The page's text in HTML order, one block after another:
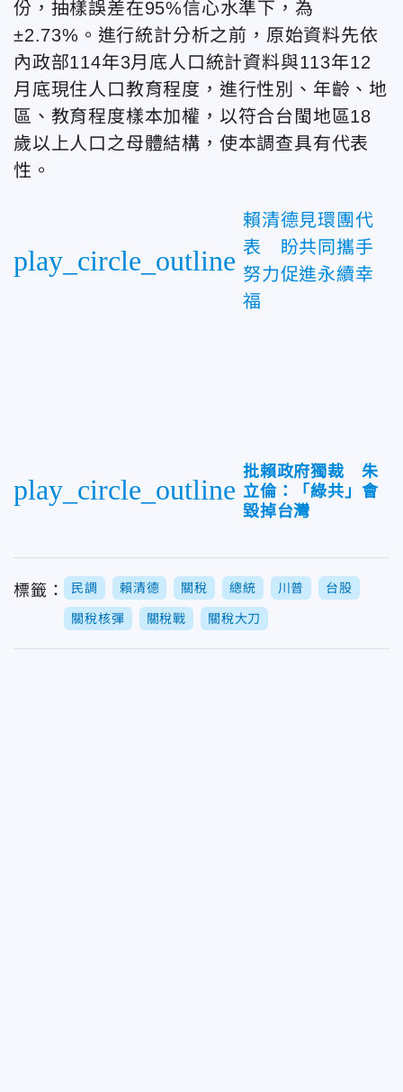
份，抽樣誤差在95%信心水準下，為
±2.73%。進行統計分析之前，原始資料先依
內政部114年3月底人口統計資料與113年12
月底現住人口教育程度，進行性別、年齡、地
區、教育程度樣本加權，以符合台閩地區18
歲以上人口之母體結構，使本調查具有代表
性。
play_circle_outline
賴清德見環團代
表 盼共同攜手
努力促進永續幸
福
play_circle_outline
批賴政府獨裁 朱
立倫：「綠共」會
毀掉台灣
標籤： 民調 賴清德 關稅 總統 川普 台股
關稅核彈 關稅戰 關稅大刀